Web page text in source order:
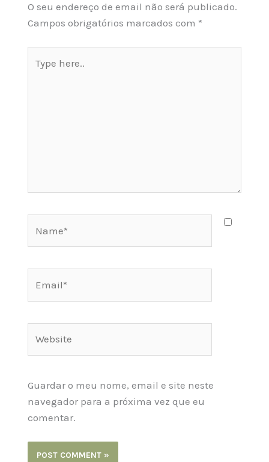
O seu endereço de email não será publicado.
Campos obrigatórios marcados com *
here..
Guardar o meu nome, email e site neste
navegador para a próxima vez que eu
comentar.